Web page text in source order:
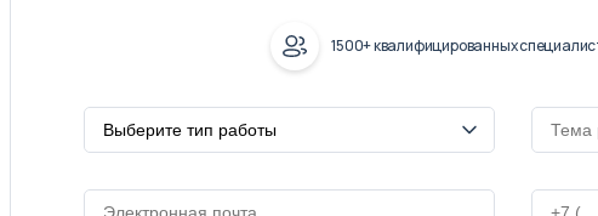
1500+ квалифицированных